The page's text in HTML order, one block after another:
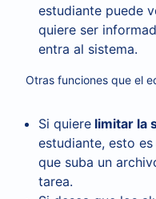
estudiante puede
quiere ser
entra al sistema.
Otras funciones que el
Si quiere limitar la
estudiante, esto
que suba un
tarea.